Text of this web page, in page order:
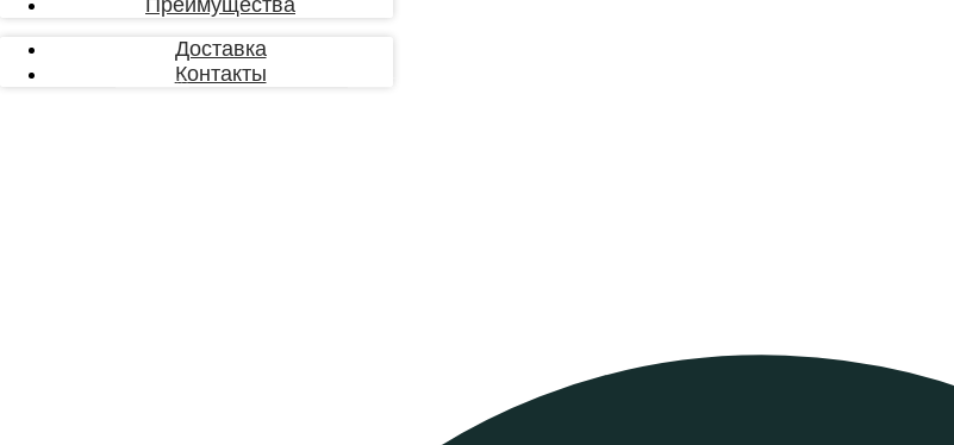
Преимущества
Доставка
Контакты
Политика